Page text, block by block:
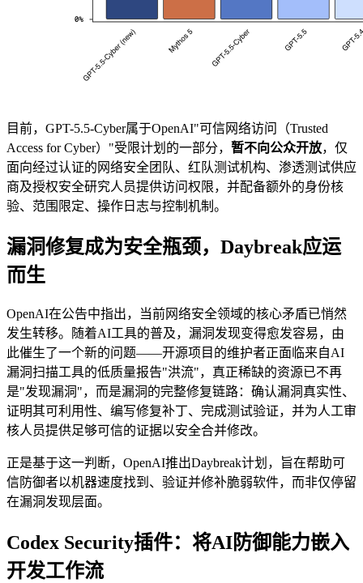
目前，GPT-5.5-Cyber属于OpenAI"可信网络访问（Trusted
Access for Cyber）"受限计划的一部分， 暂不向公众开放，仅
面向经过认证的网络安全团队、红队测试机构、渗透测试供应
商及授权安全研究人员提供访问权限，并配备额外的身份核
验、范围限定、操作日志与控制机制。
漏洞修复成为安全瓶颈，Daybreak应运
而生
OpenAI在公告中指出，当前网络安全领域的核心矛盾已悄然
发生转移。随着AI工具的普及，漏洞发现变得愈发容易，由
此催生了一个新的问题——开源项目的维护者正面临来自AI
漏洞扫描工具的低质量报告"洪流"，真正稀缺的资源已不再
是"发现漏洞"，而是漏洞的完整修复链路：确认漏洞真实性、
证明其可利用性、编写修复补丁、完成测试验证，并为人工审
核人员提供足够可信的证据以安全合并修改。
正是基于这一判断，OpenAI推出Daybreak计划，旨在帮助可
信防御者以机器速度找到、验证并修补脆弱软件，而非仅停留
在漏洞发现层面。
Codex Security插件：将AI防御能力嵌入
开发工作流